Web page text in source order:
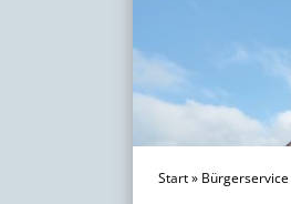
Start» Bürgerservice